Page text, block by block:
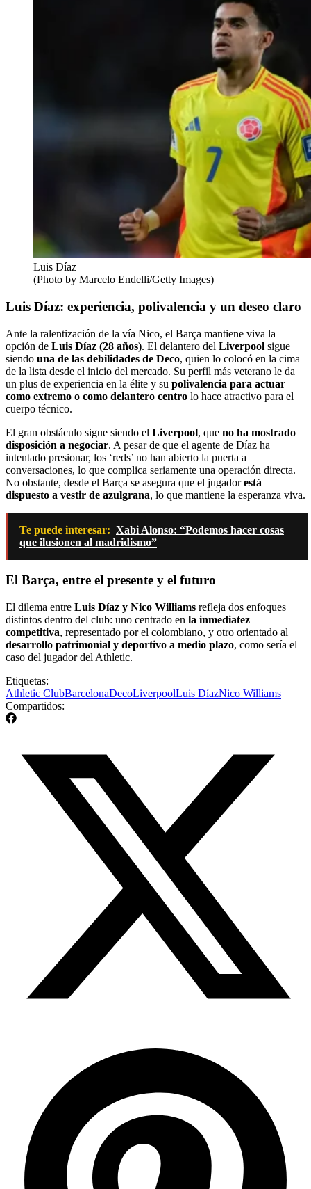
Luis Díaz
(Photo by Marcelo Endelli/Getty Images)
Luis Díaz: experiencia, polivalencia y un deseo claro
Ante la ralentización de la vía Nico, el Barça mantiene viva la
opción de Luis Díaz (28 años). El delantero del Liverpool sigue
siendo una de las debilidades de Deco, quien lo colocó en la cima
de la lista desde el inicio del mercado. Su perfil más veterano le da
un plus de experiencia en la élite y su polivalencia para actuar
como extremo o como delantero centro lo hace atractivo para el
cuerpo técnico.
El gran obstáculo sigue siendo el Liverpool, que no ha mostrado
disposición a negociar. A pesar de que el agente de Díaz ha
intentado presionar, los ‘reds’ no han abierto la puerta a
conversaciones, lo que complica seriamente una operación directa.
No obstante, desde el Barça se asegura que el jugadorestá
dispuesto a vestir de azulgrana, lo que mantiene la esperanza viva.
Te puede interesar: Xabi Alonso: “Podemos hacer cosas
que ilusionen al madridismo”
El Barça, entre el presente y el futuro
El dilema entre Luis Díaz y Nico Williams refleja dos enfoques
distintos dentro del club: uno centrado en la inmediatez
competitiva, representado por el colombiano, y otro orientado al
desarrollo patrimonial y deportivo a medio plazo, como sería el
caso del jugador del Athletic.
Etiquetas:
Athletic ClubBarcelonaDecoLiverpoolLuis DíazNico Williams
Compartidos: